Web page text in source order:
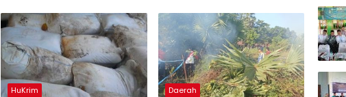
Berbasis Technopreneurship
HuKrim Daerah